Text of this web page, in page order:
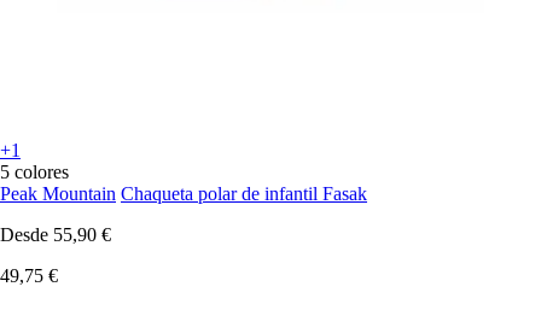
+1
5 colores
Peak Mountain Chaqueta polar de infantil Fasak
Desde 55,90 €
49,75 €